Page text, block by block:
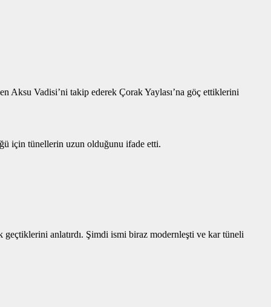
Aksu Vadisi’ni takip ederek Çorak Yaylası’na göç ettiklerini
için tünellerin uzun olduğunu ifade etti.
anlatırdı. Şimdi ismi biraz modernleşti ve kar tüneli